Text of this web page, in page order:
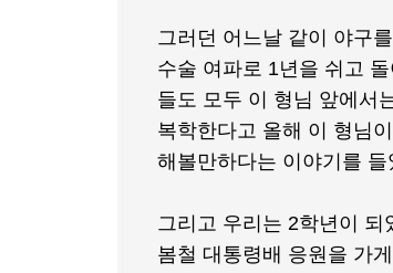
그러던 어느날 같이 야구
수술 여파로 1년을 쉬고
들도 모두 이 형님 앞에서
복학한다고 올해 이 형님
해볼만하다는 이야기를 들
그리고 우리는 2학년이
봄철 대통령배 응원을 가